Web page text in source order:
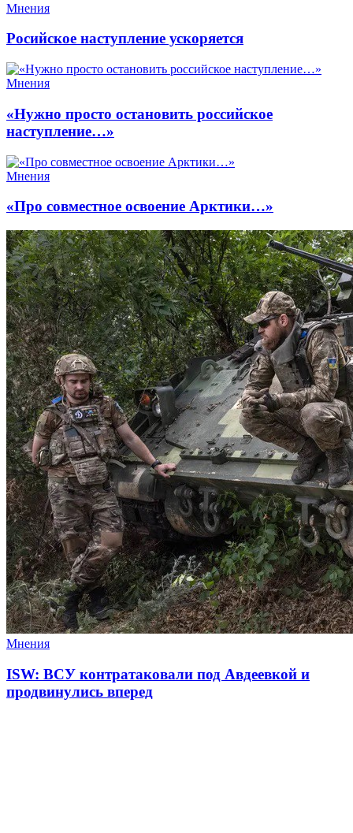
Мнения
Росийское наступление ускоряется
Мнения
«Нужно просто остановить российское
наступление…»
Мнения
«Про совместное освоение Арктики…»
Мнения
ISW: ВСУ контратаковали под Авдеевкой и
продвинулись вперед